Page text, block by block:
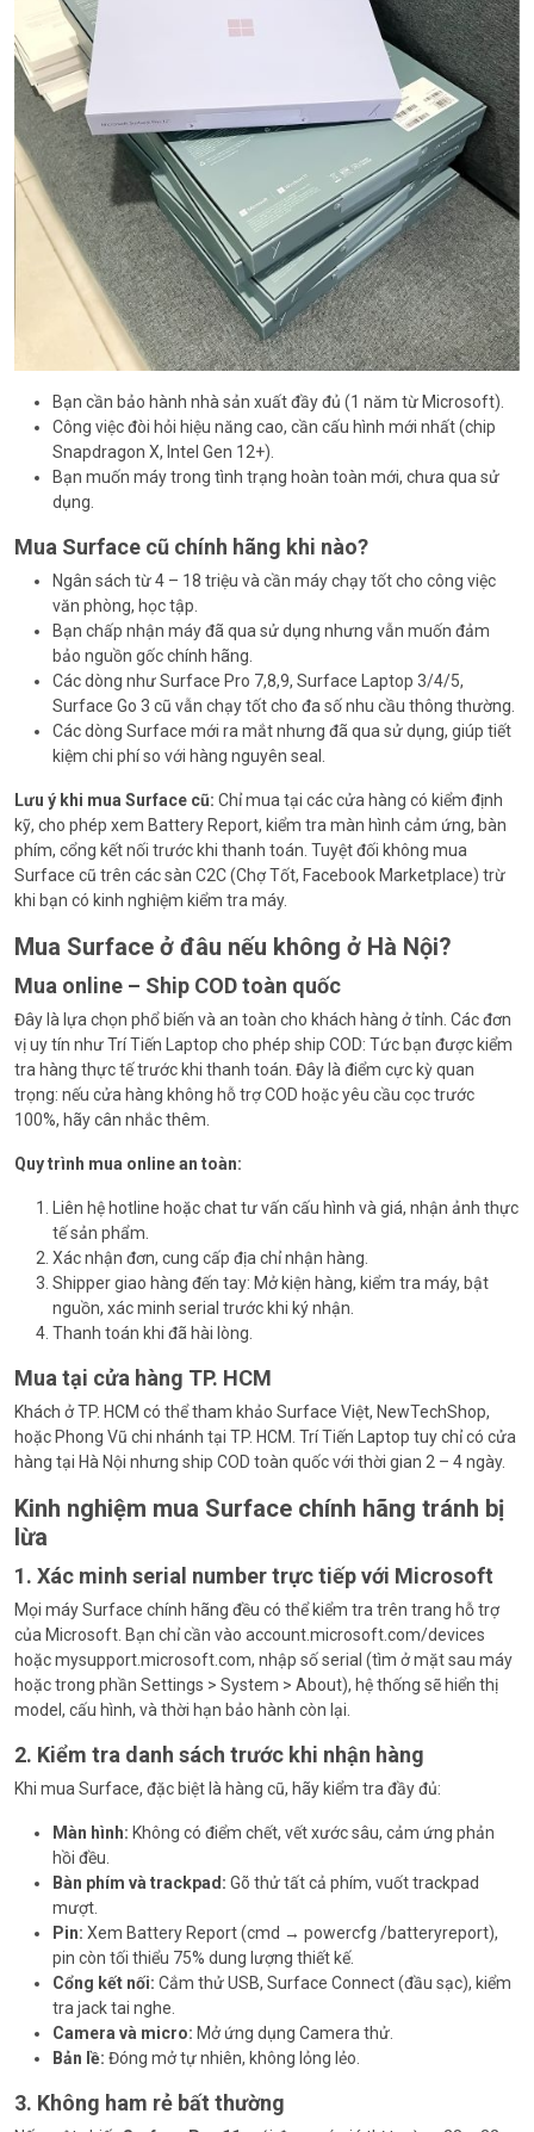
Bạn cần bảo hành nhà sản xuất đầy đủ (1 năm từ Microsoft).
Công việc đòi hỏi hiệu năng cao, cần cấu hình mới nhất (chip
Snapdragon X, Intel Gen 12+).
Bạn muốn máy trong tình trạng hoàn toàn mới, chưa qua sử
dụng.
Mua Surface cũ chính hãng khi nào?
Ngân sách từ 4 – 18 triệu và cần máy chạy tốt cho công việc
văn phòng, học tập.
Bạn chấp nhận máy đã qua sử dụng nhưng vẫn muốn đảm
bảo nguồn gốc chính hãng.
Các dòng như Surface Pro 7,8,9, Surface Laptop 3/4/5,
Surface Go 3 cũ vẫn chạy tốt cho đa số nhu cầu thông thường.
Các dòng Surface mới ra mắt nhưng đã qua sử dụng, giúp tiết
kiệm chi phí so với hàng nguyên seal.
Lưu ý khi mua Surface cũ: Chỉ mua tại các cửa hàng có kiểm định
kỹ, cho phép xem Battery Report, kiểm tra màn hình cảm ứng, bàn
phím, cổng kết nối trước khi thanh toán. Tuyệt đối không mua
Surface cũ trên các sàn C2C (Chợ Tốt, Facebook Marketplace) trừ
khi bạn có kinh nghiệm kiểm tra máy.
Mua Surface ở đâu nếu không ở Hà Nội?
Mua online – Ship COD toàn quốc
Đây là lựa chọn phổ biến và an toàn cho khách hàng ở tỉnh. Các đơn
vị uy tín như Trí Tiến Laptop cho phép ship COD: Tức bạn được kiểm
tra hàng thực tế trước khi thanh toán. Đây là điểm cực kỳ quan
trọng: nếu cửa hàng không hỗ trợ COD hoặc yêu cầu cọc trước
100%, hãy cân nhắc thêm.
Quy trình mua online an toàn:
Liên hệ hotline hoặc chat tư vấn cấu hình và giá, nhận ảnh thực
tế sản phẩm.
Xác nhận đơn, cung cấp địa chỉ nhận hàng.
Shipper giao hàng đến tay: Mở kiện hàng, kiểm tra máy, bật
nguồn, xác minh serial trước khi ký nhận.
Thanh toán khi đã hài lòng.
Mua tại cửa hàng TP. HCM
Khách ở TP. HCM có thể tham khảo Surface Việt, NewTechShop,
hoặc Phong Vũ chi nhánh tại TP. HCM. Trí Tiến Laptop tuy chỉ có cửa
hàng tại Hà Nội nhưng ship COD toàn quốc với thời gian 2 – 4 ngày.
Kinh nghiệm mua Surface chính hãng tránh bị
lừa
1. Xác minh serial number trực tiếp với Microsoft
Mọi máy Surface chính hãng đều có thể kiểm tra trên trang hỗ trợ
của Microsoft. Bạn chỉ cần vào account.microsoft.com/devices
hoặcmysupport.microsoft.com, nhập số serial (tìm ở mặt sau máy
hoặc trong phần Settings > System > About), hệ thống sẽ hiển thị
model, cấu hình, và thời hạn bảo hành còn lại.
2. Kiểm tra danh sách trước khi nhận hàng
Khi mua Surface, đặc biệt là hàng cũ, hãy kiểm tra đầy đủ:
Màn hình: Không có điểm chết, vết xước sâu, cảm ứng phản
hồi đều.
Bàn phím và trackpad: Gõ thử tất cả phím, vuốt trackpad
mượt.
Pin: Xem Battery Report (cmd → powercfg /batteryreport),
pin còn tối thiểu 75% dung lượng thiết kế.
Cổng kết nối: Cắm thử USB, Surface Connect (đầu sạc), kiểm
tra jack tai nghe.
Camera và micro: Mở ứng dụng Camera thử.
Bản lề: Đóng mở tự nhiên, không lỏng lẻo.
3. Không ham rẻ bất thường